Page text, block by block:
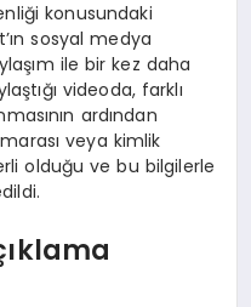
konusundaki
sosyal medya
ile bir kez daha
videoda, farklı
ardından
veya kimlik
olduğu ve bu bilgilerle